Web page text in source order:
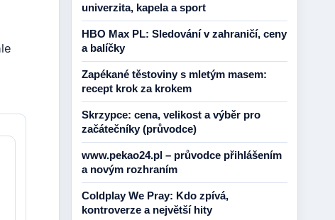
univerzita, kapela a sport
HBO Max PL: Sledování v zahraničí, ceny
a balíčky
Zapékané těstoviny s mletým masem:
recept krok za krokem
Skrzypce: cena, velikost a výběr pro
začátečníky (průvodce)
www.pekao24.pl – průvodce přihlášením
a novým rozhraním
Coldplay We Pray: Kdo zpívá,
kontroverze a největší hity